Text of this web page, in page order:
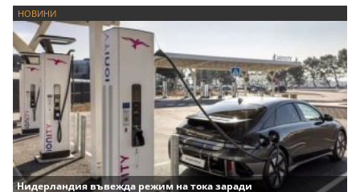
НОВИНИ
Нидерландия въвежда режим на тока заради